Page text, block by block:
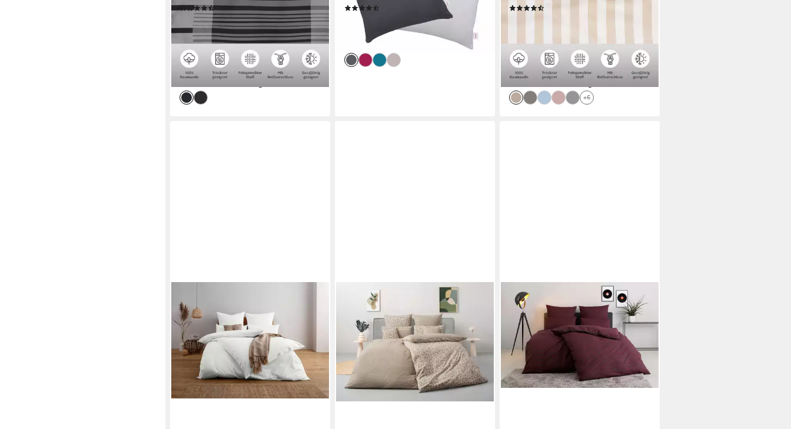
(355)
ab 26,49 € UVP47,99 €
-45%
ab 34,99 €
lieferbar - in 1-2 Werktagen bei dir
+6